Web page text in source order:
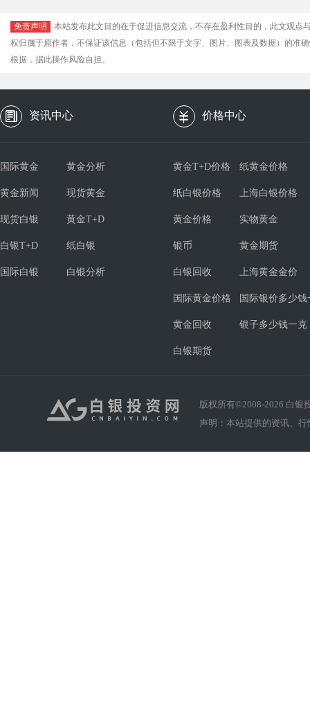
免责声明
本站发布此文目的在于促进信息交流，不存在盈利性目的，此文观
权归属于原作者，不保证该信息（包括但不限于文字、图片、图表及数据）的准
根据，据此操作风险自担。
资讯中心 价格中心
国际黄金 黄金分析
黄金新闻 现货黄金
现货白银 黄金T+D
白银T+D 纸白银
国际白银 白银分析
黄金T+D价格 纸黄金价格
纸白银价格 上海白银价格
黄金价格 实物黄金
银币 黄金期货
白银回收 上海黄金金价
国际黄金价格 国际银价多少钱
黄金回收 银子多少钱一克
白银期货
版权所有©2008-2026 白银
声明：本站提供的资讯、